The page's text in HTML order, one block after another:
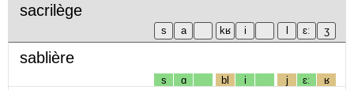
sacrilège
sablière
s ɑ bl i j ɛː ʁ